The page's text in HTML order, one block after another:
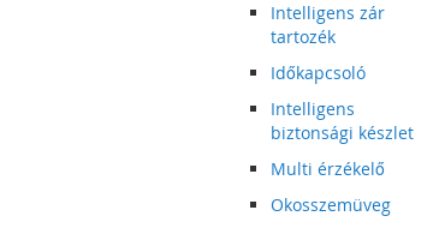
Intelligens zár
tartozék
Időkapcsoló
Intelligens
biztonsági készlet
Multi érzékelő
Okosszemüveg